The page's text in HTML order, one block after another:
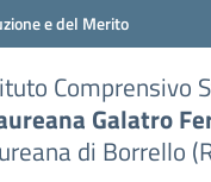
e del Merito
Comprensivo
Galatro
di Borrello